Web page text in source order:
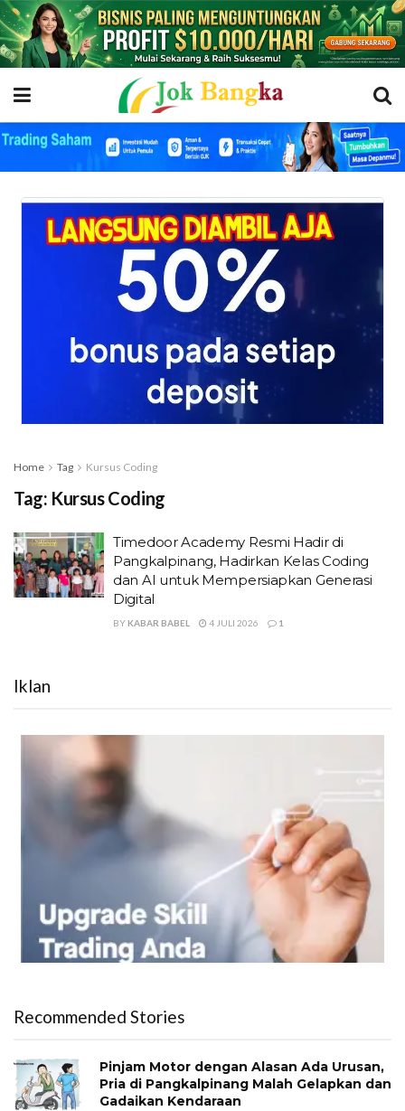
Home Tag Kursus Coding
Tag: Kursus Coding
Timedoor Academy Resmi Hadir di
Pangkalpinang, Hadirkan Kelas Coding
dan AI untuk Mempersiapkan Generasi
Digital
BY KABAR BABEL 4 JULI 2026 1
Iklan
Recommended Stories
Pinjam Motor dengan Alasan Ada Urusan,
Pria di Pangkalpinang Malah Gelapkan dan
Gadaikan Kendaraan